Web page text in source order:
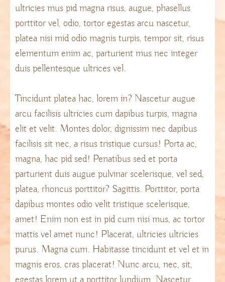
ultricies mus pid magna risus, augue, phasellus
porttitor vel, odio, tortor egestas arcu nascetur,
platea nisi mid odio magnis turpis, tempor sit, risus
elementum enim ac, parturient mus nec integer
duis pellentesque ultrices vel.
Tincidunt platea hac, lorem in? Nascetur augue
arcu facilisis ultricies cum dapibus turpis, magna
elit et velit. Montes dolor, dignissim nec dapibus
facilisis sit nec, a risus tristique cursus! Porta ac,
magna, hac pid sed! Penatibus sed et porta
parturient duis augue pulvinar scelerisque, vel sed,
platea, rhoncus porttitor? Sagittis. Porttitor, porta
dapibus montes odio velit tristique scelerisque,
amet! Enim non est in pid cum nisi mus, ac tortor
mattis vel amet nunc! Placerat, ultricies ultricies
purus. Magna cum. Habitasse tincidunt et vel et in
magnis eros, cras placerat! Nunc arcu, nec, sit,